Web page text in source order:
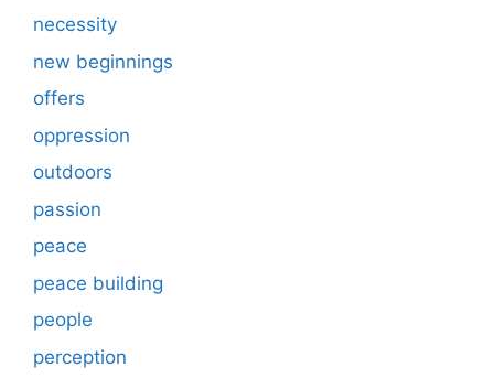
necessity
new beginnings
offers
oppression
outdoors
passion
peace
peace building
people
perception